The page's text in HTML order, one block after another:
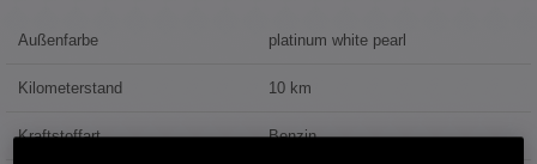
Außenfarbe platinum white pearl
Kilometerstand 10 km
Kraftstoffart Benzin